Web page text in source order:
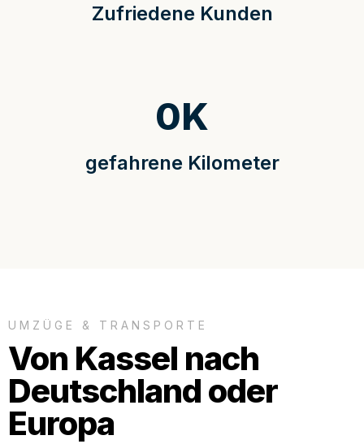
Zufriedene Kunden
gefahrene Kilometer
0K
UMZÜGE & TRANSPORTE
Von Kassel nach
Deutschland oder
Europa